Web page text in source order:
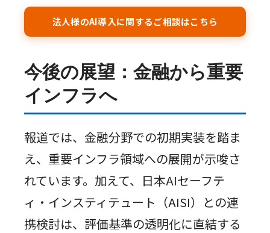
法人様のAI導入に関するご相談はこちら
今後の展望：金融から重要
インフラへ
報道では、金融分野での初期実装を踏ま
え、重要インフラ領域への展開が示唆さ
れています。加えて、日本AIセーフテ
ィ・インスティテュート（AISI）との連
携検討は、評価基準の透明化に直結する